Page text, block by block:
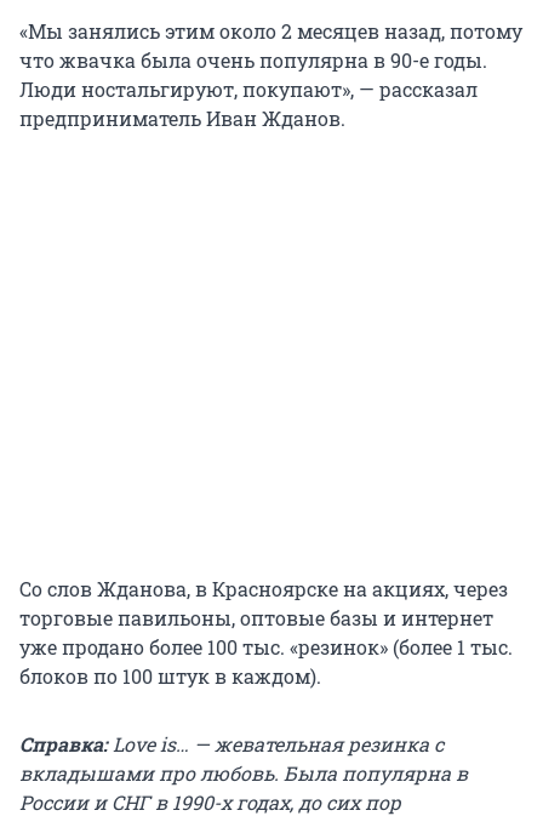
«Мы занялись этим около 2 месяцев назад, потому
что жвачка была очень популярна в 90-е годы.
Люди ностальгируют, покупают», — рассказал
предприниматель Иван Жданов.
Со слов Жданова, в Красноярске на акциях, через
торговые павильоны, оптовые базы и интернет
уже продано более 100 тыс. «резинок» (более 1 тыс.
блоков по 100 штук в каждом).
Справка:Love is… — жевательная резинка с
вкладышами про любовь. Была популярна в
России и СНГ в 1990-х годах, до сих пор